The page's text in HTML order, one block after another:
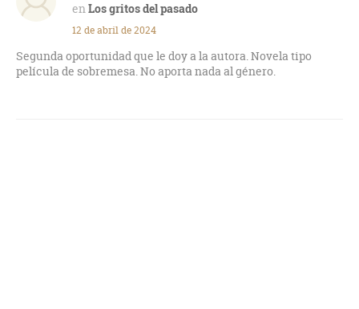
Los gritos del pasado
12 de abril de 2024
Segunda oportunidad que le doy a la autora. Novela tipo
película de sobremesa. No aporta nada al género.